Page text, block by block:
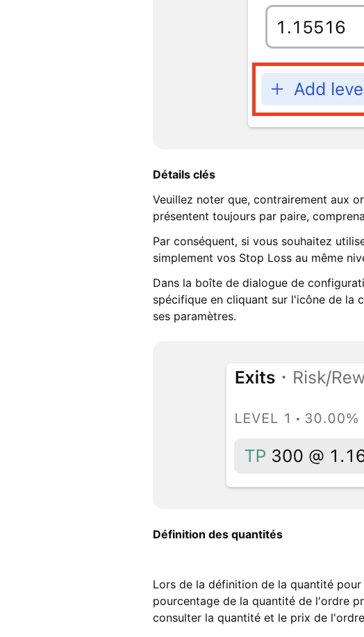
Détails clés
Veuillez noter que, contrairement aux
présentent toujours par paire,
Par conséquent, si vous souhaitez
simplement vos Stop Loss au même
Dans la boîte de dialogue de
spécifique en cliquant sur l'icône de la
ses paramètres.
Définition des quantités
Lors de la définition de la quantité
pourcentage de la quantité de l'ordre
consulter la quantité et le prix de